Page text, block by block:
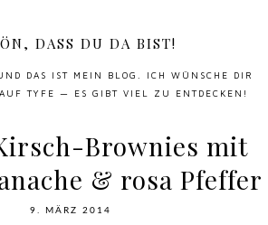
DASS DU DA BIST!
DAS IST MEIN BLOG. ICH WÜNSCHE DIR
TYFE — ES GIBT VIEL ZU ENTDECKEN!
Brownies mit
& rosa Pfeffer
9. MÄRZ 2014